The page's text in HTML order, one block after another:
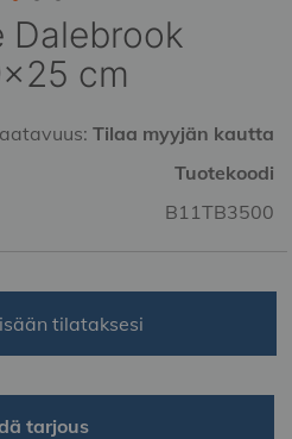
Dalebrook
cm
Tilaa myyjän kautta
Tuotekoodi
B11TB3500
tilataksesi
tarjous